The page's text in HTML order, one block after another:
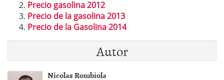
Precio gasolina 2012
Precio de la gasolina 2013
Precio de la Gasolina 2014
Autor
Nicolas Rombiola